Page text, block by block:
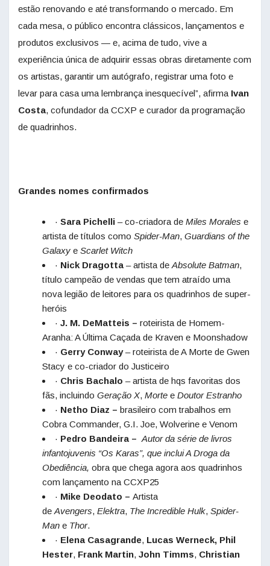
estão renovando e até transformando o mercado. Em
cada mesa, o público encontra clássicos, lançamentos e
produtos exclusivos — e, acima de tudo, vive a
experiência única de adquirir essas obras diretamente com
os artistas, garantir um autógrafo, registrar uma foto e
levar para casa uma lembrança inesquecível”, afirma Ivan
Costa, cofundador da CCXP e curador da programação
de quadrinhos.
Grandes nomes confirmados
· Sara Pichelli – co-criadora de Miles Morales e
artista de títulos como Spider-Man, Guardians of the
Galaxy e Scarlet Witch
· Nick Dragotta – artista de Absolute Batman,
título campeão de vendas que tem atraído uma
nova legião de leitores para os quadrinhos de super-
heróis
· J. M. DeMatteis – roteirista de Homem-
Aranha: A Última Caçada de Kraven e Moonshadow
· Gerry Conway – roteirista de A Morte de Gwen
Stacy e co-criador do Justiceiro
· Chris Bachalo – artista de hqs favoritas dos
fãs, incluindo Geração X, Morte e Doutor Estranho
· Netho Diaz – brasileiro com trabalhos em
Cobra Commander, G.I. Joe, Wolverine e Venom
· Pedro Bandeira – Autor da série de livros
infantojuvenis “Os Karas”, que inclui A Droga da
Obediência, obra que chega agora aos quadrinhos
com lançamento na CCXP25
· Mike Deodato – Artista
de Avengers, Elektra, The Incredible Hulk, Spider-
Man e Thor.
· Elena Casagrande, Lucas Werneck, Phil
Hester, Frank Martin, John Timms, Christian